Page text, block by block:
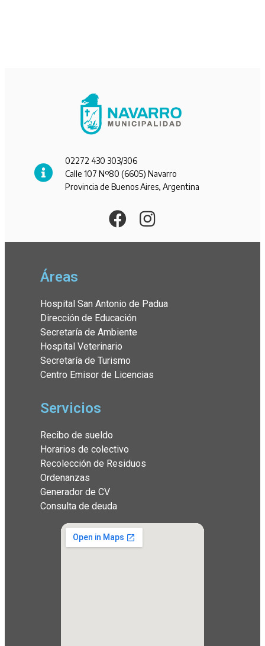
02272 430 303/306
Calle 107 Nº80 (6605) Navarro
Provincia de Buenos Aires, Argentina
Áreas
Hospital San Antonio de Padua
Dirección de Educación
Secretaría de Ambiente
Hospital Veterinario
Secretaría de Turismo
Centro Emisor de Licencias
Servicios
Recibo de sueldo
Horarios de colectivo
Recolección de Residuos
Ordenanzas
Generador de CV
Consulta de deuda